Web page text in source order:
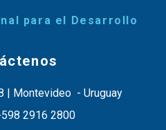
para el Desarrollo
| Montevideo - Uruguay
2916 2800